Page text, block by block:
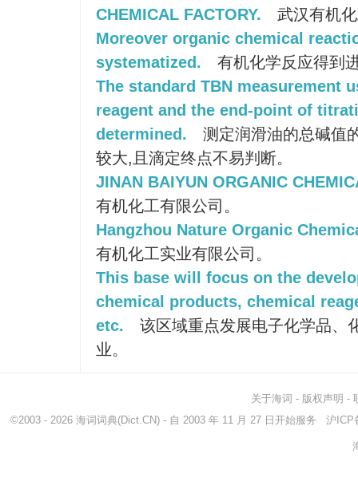
CHEMICAL FACTORY.
武汉有机
Moreover organic chemical
systematized.
有机化学反应得到
The standard TBN measurement
reagent and the end-point of
determined.
测定润滑油的总碱值
较大,且滴定终点不易判断。
JINAN BAIYUN ORGANIC
有机化工有限公司。
Hangzhou Nature Organic
有机化工实业有限公司。
This base will focus on the
chemical products, chemical
etc.
该区域重点发展电子化学品、
业。
关于海词 - 版权声明 -
©2003 - 2026 海词词典(Dict.CN) - 自 2003 年 11 月 27 日开始服务 沪ICP